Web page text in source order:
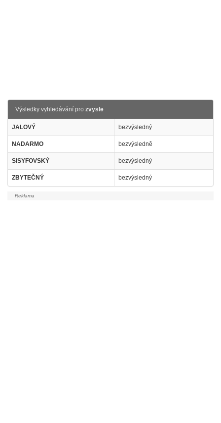
Výsledky vyhledávání pro zvysle
JALOVÝ bezvýsledný
NADARMO bezvýsledně
SISYFOVSKÝ bezvýsledný
ZBYTEČNÝ bezvýsledný